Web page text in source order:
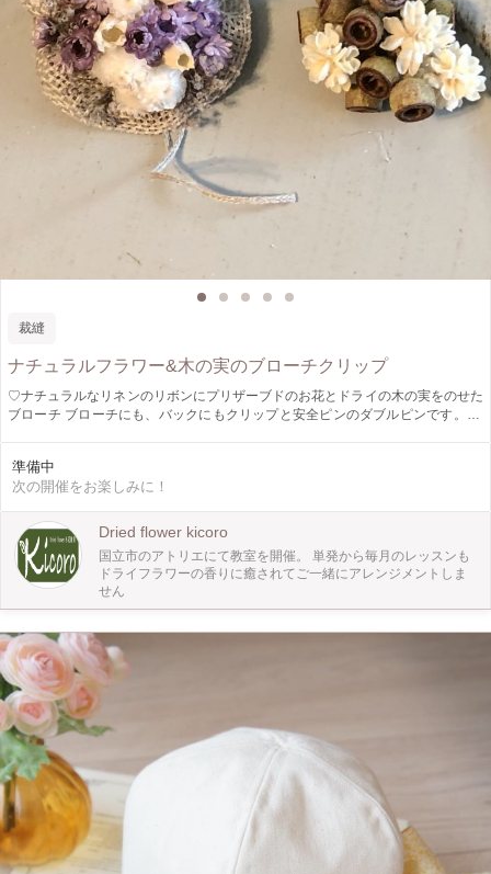
裁縫
ナチュラルフラワー&木の実のブローチクリップ
♡ナチュラルなリネンのリボンにプリザーブドのお花とドライの木の実をのせた
ブローチ ブローチにも、バックにもクリップと安全ピンのダブルピンです。 ♡
お選びいただきアレンジします。 帽子につけても素敵です(*^^*) オリジナルのブ
ローチをご一緒につくりませんか？ プレゼントにもおすすめです。 ラッピング
準備中
次の開催をお楽しみに！
Dried flower kicoro
国立市のアトリエにて教室を開催。 単発から毎月のレッスンも
ドライフラワーの香りに癒されてご一緒にアレンジメントしま
せん